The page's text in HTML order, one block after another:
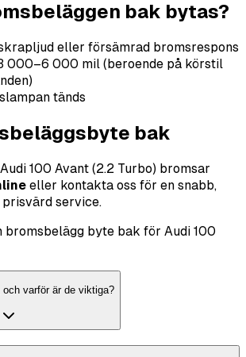
bak bytas?
eller försämrad bromsrespons
000–6 000 mil (beroende på körstil
tänds
bak
100 Avant (2.2 Turbo) bromsar
eller kontakta oss för en snabb,
service.
bromsbelägg byte bak för Audi 100
och varför är de viktiga?